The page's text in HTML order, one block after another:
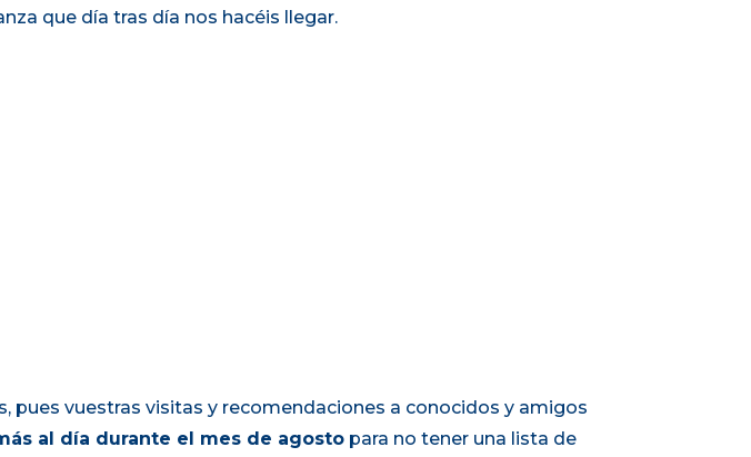
que día tras día nos hacéis llegar.
vuestras visitas y recomendaciones a conocidos y amigos
al día durante el mes de agosto para no tener una lista de